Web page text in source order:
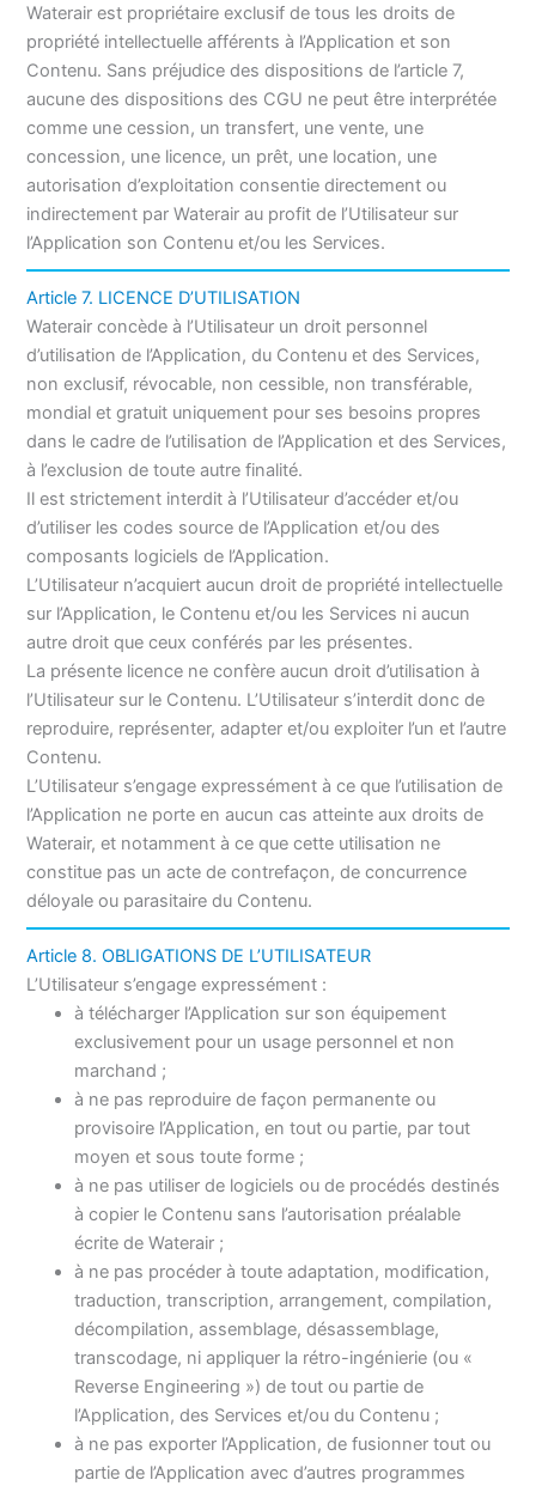
Waterair est propriétaire exclusif de tous les droits de
propriété intellectuelle afférents à l’Application et son
Contenu. Sans préjudice des dispositions de l’article 7,
aucune des dispositions des CGU ne peut être interprétée
comme une cession, un transfert, une vente, une
concession, une licence, un prêt, une location, une
autorisation d’exploitation consentie directement ou
indirectement par Waterair au profit de l’Utilisateur sur
l’Application son Contenu et/ou les Services.
Article 7. LICENCE D’UTILISATION
Waterair concède à l’Utilisateur un droit personnel
d’utilisation de l’Application, du Contenu et des Services,
non exclusif, révocable, non cessible, non transférable,
mondial et gratuit uniquement pour ses besoins propres
dans le cadre de l’utilisation de l’Application et des Services,
à l’exclusion de toute autre finalité.
Il est strictement interdit à l’Utilisateur d’accéder et/ou
d’utiliser les codes source de l’Application et/ou des
composants logiciels de l’Application.
L’Utilisateur n’acquiert aucun droit de propriété intellectuelle
sur l’Application, le Contenu et/ou les Services ni aucun
autre droit que ceux conférés par les présentes.
La présente licence ne confère aucun droit d’utilisation à
l’Utilisateur sur le Contenu. L’Utilisateur s’interdit donc de
reproduire, représenter, adapter et/ou exploiter l’un et l’autre
Contenu.
L’Utilisateur s’engage expressément à ce que l’utilisation de
l’Application ne porte en aucun cas atteinte aux droits de
Waterair, et notamment à ce que cette utilisation ne
constitue pas un acte de contrefaçon, de concurrence
déloyale ou parasitaire du Contenu.
Article 8. OBLIGATIONS DE L’UTILISATEUR
L’Utilisateur s’engage expressément :
à télécharger l’Application sur son équipement
exclusivement pour un usage personnel et non
marchand ;
à ne pas reproduire de façon permanente ou
provisoire l’Application, en tout ou partie, par tout
moyen et sous toute forme ;
à ne pas utiliser de logiciels ou de procédés destinés
à copier le Contenu sans l’autorisation préalable
écrite de Waterair ;
à ne pas procéder à toute adaptation, modification,
traduction, transcription, arrangement, compilation,
décompilation, assemblage, désassemblage,
transcodage, ni appliquer la rétro-ingénierie (ou «
Reverse Engineering ») de tout ou partie de
l’Application, des Services et/ou du Contenu ;
à ne pas exporter l’Application, de fusionner tout ou
partie de l’Application avec d’autres programmes